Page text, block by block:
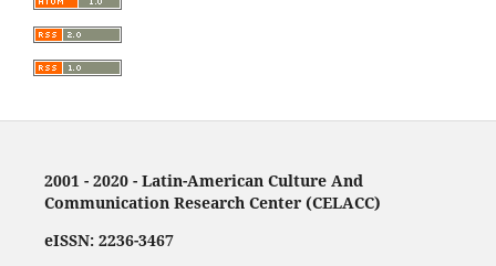
2001 - 2020 - Latin-American Culture And
Communication Research Center (CELACC)
eISSN: 2236-3467